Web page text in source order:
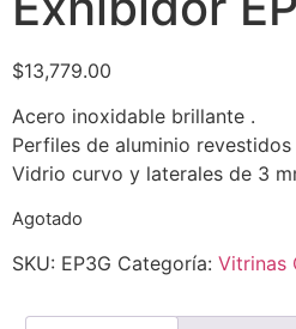
$13,779.00
Acero inoxidable brillante .
Perfiles de aluminio
Vidrio curvo y laterales de 3
Agotado
SKU: EP3G Categoría: Vitrinas